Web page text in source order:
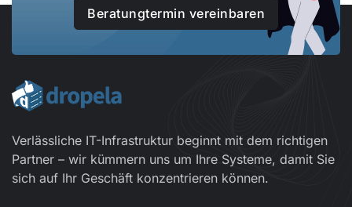
Beratungtermin vereinbaren
Verlässliche IT-Infrastruktur beginnt mit dem richtigen
Partner – wir kümmern uns um Ihre Systeme, damit Sie
sich auf Ihr Geschäft konzentrieren können.